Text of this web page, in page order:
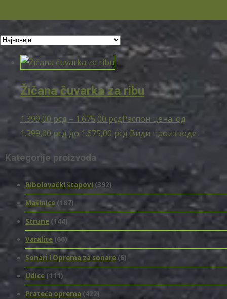
Žičana čuvarka za ribu
1.399,00 рсд – 1.675,00 рсдРаспон цена: од
1.399,00 рсд до 1.675,00 рсд Види производе
Kategorije proizvoda
Ribolovački štapovi (392)
Mašinice (187)
Strune (144)
Varalice (66)
Sonari I Oprema za sonare (6)
Udice (111)
Prateća oprema (422)